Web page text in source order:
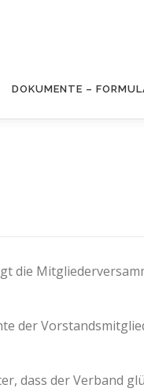
DOKUMENTE –
die
der
dass der Verband